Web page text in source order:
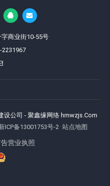
商业街10-55号
2231967
设公司 - 聚鑫缘网络 hmwzjs.Com
ICP备13001753号-2 站点地图
营业执照